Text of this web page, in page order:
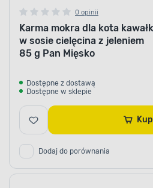
0 opinii
Karma mokra dla kota
w sosie cielęcina z jeleniem
85 g Pan Mięsko
Dostępne z dostawą
Dostępne w sklepie
Dodaj do porównania